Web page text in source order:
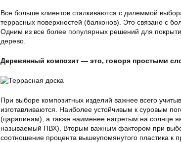
Все больше клиентов сталкиваются с дилеммой
террасных поверхностей (балконов). Это связано с
Одним из все более популярных решений для
дерево.
Деревянный композит — это, говоря простыми
При выборе композитных изделий важнее всего
изготавливаются. Наиболее устойчивым к суровым
(царапинам), а также наименее нагретым на солнце
называемый ПВХ). Вторым важным фактором при
соотношение процента вышеупомянутого пластика к